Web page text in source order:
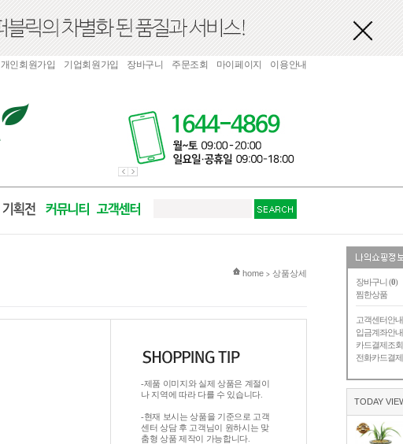
장바구니 (0)
찜한상품
고객센터안내
입금계좌안내
카드결제조회
전화카드결제
TODAY
개인회원가입 기업회원가입 장바구니 주문조회 마이페이지 이용안내
현재 위치
home > 상품상세
-제품 이미지와 실제 상품은 계절이
나 지역에 따라 다를 수 있습니다.
-현재 보시는 상품을 기준으로 고객
센터 상담 후 고객님이 원하시는 맞
춤형 상품 제작이 가능합니다.